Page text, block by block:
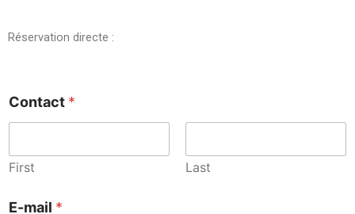
Réservation directe :
Contact *
First Last
E-mail *